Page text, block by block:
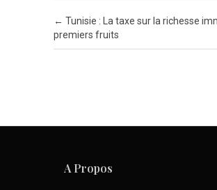
Post navigation
← Tunisie : La taxe sur la richesse
premiers fruits
A Propos